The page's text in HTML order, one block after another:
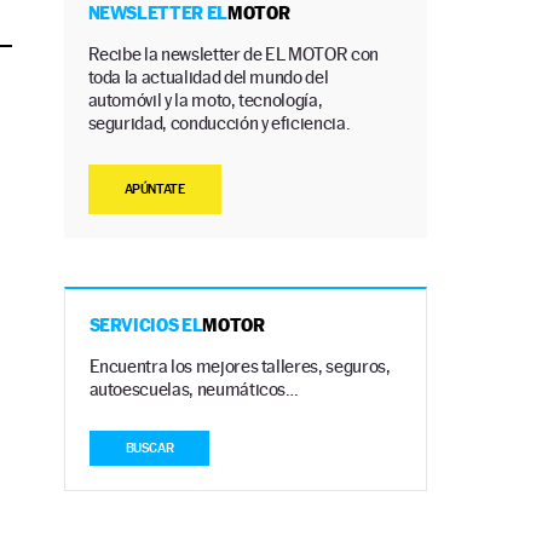
NEWSLETTER ELMOTOR
Recibe la newsletter de EL MOTOR con
toda la actualidad del mundo del
automóvil y la moto, tecnología,
seguridad, conducción y eficiencia.
APÚNTATE
SERVICIOS ELMOTOR
Encuentra los mejores talleres, seguros,
autoescuelas, neumáticos…
BUSCAR